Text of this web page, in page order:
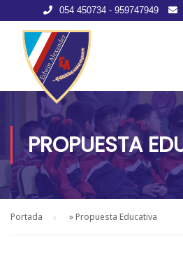
054 450734 - 959747949
PROPUESTA
Portada » Propuesta Educativa